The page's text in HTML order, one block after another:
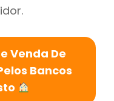
Venda De
Bancos